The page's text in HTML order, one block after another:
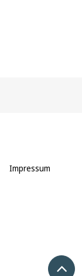
Impressum